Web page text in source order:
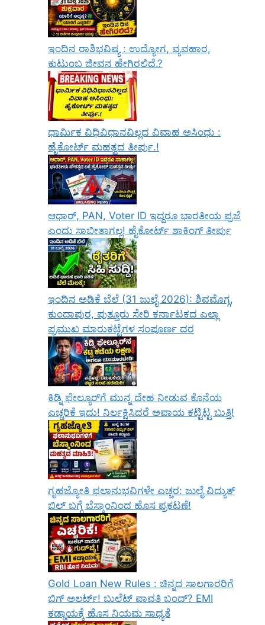
ಇಂದಿನ ರಾಶಿಭವಿಷ್ಯ : ಉದ್ಯೋಗ, ವ್ಯವಹಾರ,
ಕುಟುಂಬ ಜೀವನ ಹೇಗಿರಲಿದೆ.?
ಧಾರ್ಮಿಕ ವಿಧಿವಿಧಾನವಿಲ್ಲದ ವಿವಾಹ ಅಸಿಂಧು :
ಹೈಕೋರ್ಟ್ ಮಹತ್ವದ ತೀರ್ಪು.!
ಆಧಾರ್, PAN, Voter ID ಇದ್ದರೂ ಭಾರತೀಯ ಪ್ರಜೆ
ಎಂದು ಸಾಬೀತಾಗಲ್ಲ! ಹೈಕೋರ್ಟ್ ಶಾಕಿಂಗ್ ತೀರ್ಪು
ಇಂದಿನ ಅಡಿಕೆ ಬೆಲೆ (31 ಜುಲೈ 2026): ಶಿವಮೊಗ್ಗ,
ಕುಂದಾಪುರ, ಪುತ್ತೂರು ಸೇರಿ ಕರ್ನಾಟಕದ ಎಲ್ಲಾ
ಪ್ರಮುಖ ಮಾರುಕಟ್ಟೆಗಳ ಸಂಪೂರ್ಣ ದರ
ಕಿಡ್ನಿ ಫೇಲ್ಯೂರ್‌ಗೆ ಮುನ್ನ ದೇಹ ನೀಡುವ ಕೊನೆಯ
ಎಚ್ಚರಿಕೆ ಇದು! ನಿರ್ಲಕ್ಷಿಸಿದರೆ ಅಪಾಯ ಕಟ್ಟಿಟ್ಟ ಬುತ್ತಿ!
ಗೃಹಜ್ಯೋತಿ ಫಲಾನುಭವಿಗಳೇ ಎಚ್ಚರ: ಜುಲೈ ವಿದ್ಯುತ್
ಬಿಲ್ ಬಗ್ಗೆ ಬೆಸ್ಕಾಂನಿಂದ ಹೊಸ ಪ್ರಕಟಣೆ!
Gold Loan New Rules : ಚಿನ್ನದ ಸಾಲಗಾರರಿಗೆ
ಬಿಗ್ ಅಲರ್ಟ್! ಬುಲೆಟ್ ಪಾವತಿ ಬಂದ್? EMI
ಕಡ್ಡಾಯಕ್ಕೆ ಹೊಸ ನಿಯಮ ಸಾಧ್ಯತೆ